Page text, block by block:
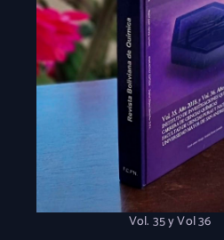
Vol. 35 y Vol 36